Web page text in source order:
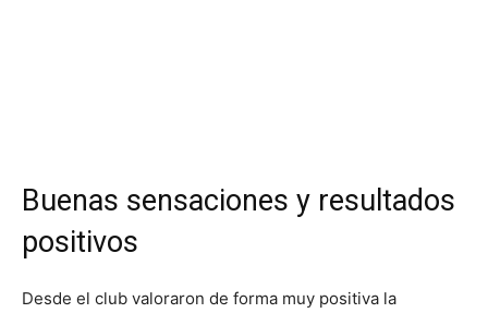
Buenas sensaciones y resultados
positivos
Desde el club valoraron de forma muy positiva la